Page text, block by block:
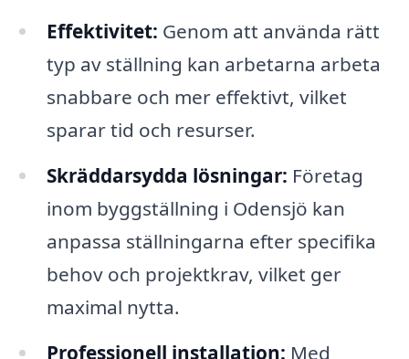
Effektivitet: Genom att använda rätt
typ av ställning kan arbetarna arbeta
snabbare och mer effektivt, vilket
sparar tid och resurser.
Skräddarsydda lösningar: Företag
inom byggställning i Odensjö kan
anpassa ställningarna efter specifika
behov och projektkrav, vilket ger
maximal nytta.
Professionell installation: Med